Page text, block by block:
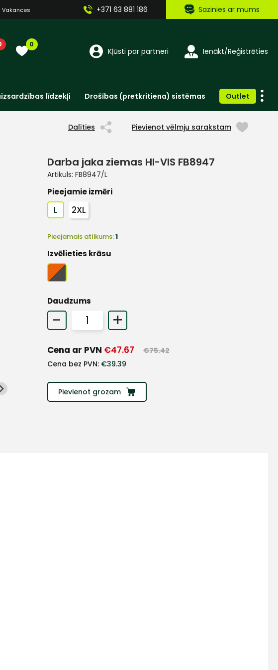
Vakances +371 63 881 186 Sazinies ar mums
0
Kļūsti par partneri Ienākt/Reģistrēties
līdzekļi Drošības (pretkritiena) sistēmas Outlet
Dalīties Pievienot vēlmju sarakstam
Darba jaka ziemas HI-VIS FB8947
Artikuls: FB8947/L
Pieejamie izmēri
L 2XL
Pieejamais atlikums:1
Izvēlieties krāsu
Daudzums
- +
Cena ar PVN €47.67 €75.42
Cena bez PVN: €39.39
Pievienot grozam